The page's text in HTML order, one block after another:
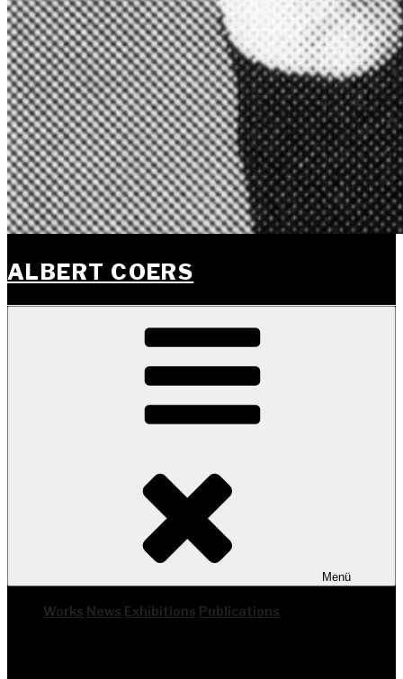
ALBERT COERS
Menü
Works News Exhi­bi­ti­ons Publi­ca­ti­ons